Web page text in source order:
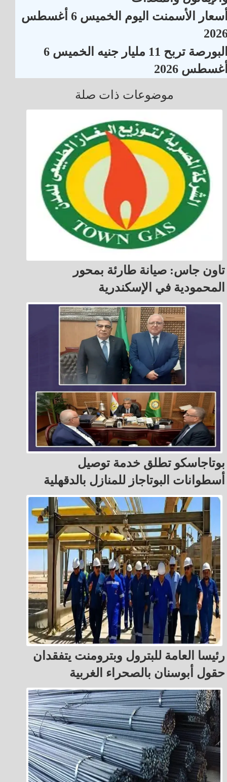
أسعار الأسمنت اليوم الخميس 6 أغسطس
البورصة تربح 11 مليار جنيه الخميس 6
2026
موضوعات ذات صلة
تاون جاس: صيانة طارئة بمحور
المحمودية في الإسكندرية
بوتاجاسكو تطلق خدمة توصيل
أسطوانات البوتاجاز للمنازل بالدقهلية
رئيسا العامة للبترول وبترومنت يتفقدان
حقول أبوسنان بالصحراء الغربية